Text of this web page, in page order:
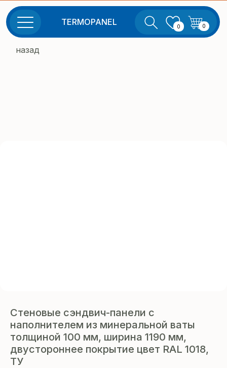
0
TERMOPANEL
назад
Стеновые сэндвич-панели с
наполнителем из минеральной ваты
толщиной 100 мм, ширина 1190 мм,
двустороннее покрытие цвет RAL 1018,
ТУ